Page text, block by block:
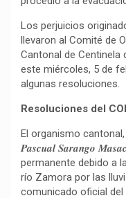
Los perjuicios
llevaron al Comité de
Cantonal de Centinela
este miércoles, 5 de
algunas resoluciones.
Resoluciones del
El organismo
𝑷𝒂𝒔𝒄𝒖𝒂𝒍 𝑺𝒂𝒓𝒂𝒏𝒈𝒐
permanente debido a
río Zamora por las
comunicado oficial